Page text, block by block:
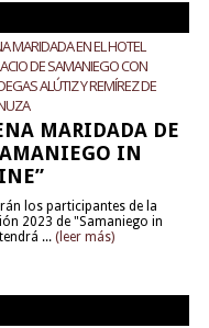
MARIDADA EN EL HOTEL
DE SAMANIEGO CON
ALÚTIZ Y REMÍREZ DE
MARIDADA DE
IN
los participantes de la
2023 de "Samaniego in
... (leer más)